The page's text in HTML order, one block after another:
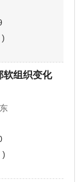
)
软组织变化
)